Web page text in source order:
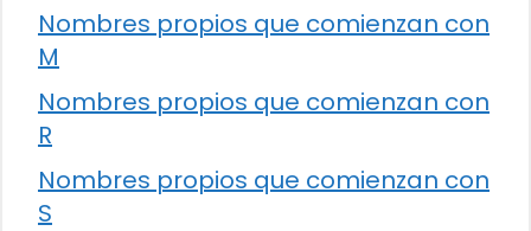
Nombres propios que comienzan con
M
Nombres propios que comienzan con
R
Nombres propios que comienzan con
S